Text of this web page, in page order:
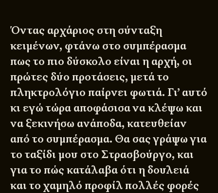
Όντας αρχάριος στη σύνταξη
κειμένων, φτάνω στο συμπέρασμα
πως το πιο δύσκολο είναι η αρχή, οι
πρώτες δύο προτάσεις, μετά το
πληκτρολόγιο παίρνει φωτιά. Γι’ αυτό
κι εγώ τώρα αποφάσισα να κλέψω και
να ξεκινήσω ανάποδα, κατευθείαν
από το συμπέρασμα. Θα σας γράψω για
το ταξίδι μου στο Στρασβούργο, και
για το πώς κατάλαβα ότι η δουλειά
και το χαμηλό προφίλ πολλές φορές